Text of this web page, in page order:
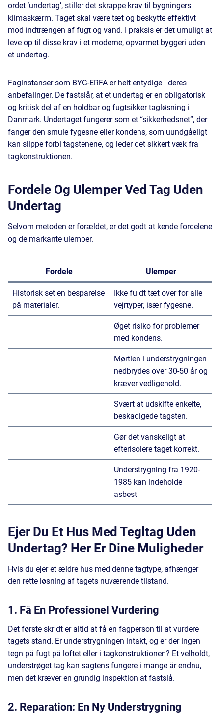
ordet ‘undertag’, stiller det skrappe krav til bygningers
klimaskærm. Taget skal være tæt og beskytte effektivt
mod indtrængen af fugt og vand. I praksis er det umuligt at
leve op til disse krav i et moderne, opvarmet byggeri uden
et undertag.
Faginstanser som BYG-ERFA er helt entydige i deres
anbefalinger. De fastslår, at et undertag er en obligatorisk
og kritisk del af en holdbar og fugtsikker tagløsning i
Danmark. Undertaget fungerer som et “sikkerhedsnet”, der
fanger den smule fygesne eller kondens, som uundgåeligt
kan slippe forbi tagstenene, og leder det sikkert væk fra
tagkonstruktionen.
Fordele Og Ulemper Ved Tag Uden
Undertag
Selvom metoden er forældet, er det godt at kende fordelene
og de markante ulemper.
Fordele Ulemper
Historisk set en besparelse
på materialer.
Ikke fuldt tæt over for alle
vejrtyper, især fygesne.
Øget risiko for problemer
med kondens.
Mørtlen i understrygningen
nedbrydes over 30-50 år og
kræver vedligehold.
Svært at udskifte enkelte,
beskadigede tagsten.
Gør det vanskeligt at
efterisolere taget korrekt.
Understrygning fra 1920-
1985 kan indeholde
asbest.
Ejer Du Et Hus Med Tegltag Uden
Undertag? Her Er Dine Muligheder
Hvis du ejer et ældre hus med denne tagtype, afhænger
den rette løsning af tagets nuværende tilstand.
1. Få En Professionel Vurdering
Det første skridt er altid at få en fagperson til at vurdere
tagets stand. Er understrygningen intakt, og er der ingen
tegn på fugt på loftet eller i tagkonstruktionen? Et velholdt,
understrøget tag kan sagtens fungere i mange år endnu,
men det kræver en grundig inspektion at fastslå.
2. Reparation: En Ny Understrygning